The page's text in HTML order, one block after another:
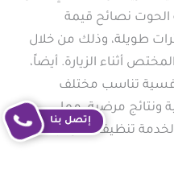
نصائح قيمة
طويلة، وذلك من خلال
أثناء الزيارة. أيضاً،
تناسب مختلف
ونتائج مرضية، مما
لخدمة تنظيف المراتب
إتصل بنا